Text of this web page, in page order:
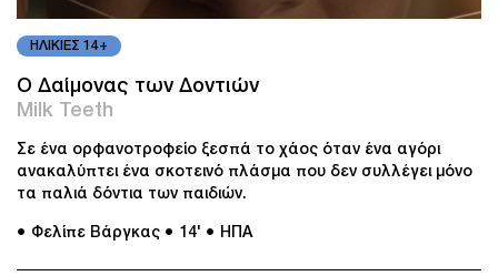
ΗΛΙΚΙΕΣ 14+
O Δαίμονας των Δοντιών
Milk Teeth
Σε ένα ορφανοτροφείο ξεσπά το χάος όταν ένα αγόρι
ανακαλύπτει ένα σκοτεινό πλάσμα που δεν συλλέγει μόνο
τα παλιά δόντια των παιδιών.
● Φελίπε Βάργκας ● 14' ● ΗΠΑ